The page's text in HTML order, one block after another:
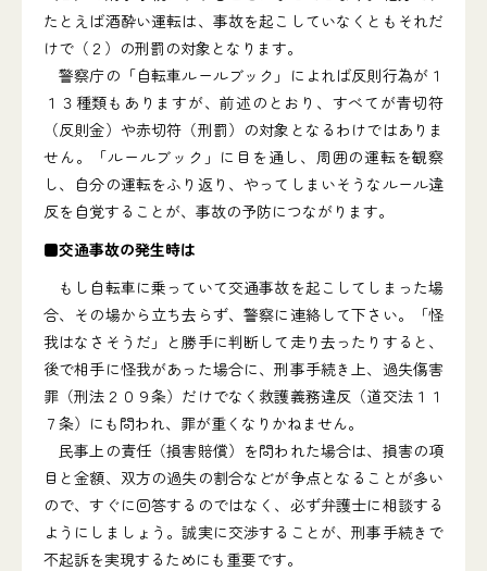
たとえば酒酔い運転は、事故を起こしていなくともそれだ
けで（２）の刑罰の対象となります。
警察庁の「自転車ルールブック」によれば反則行為が１
１３種類もありますが、前述のとおり、すべてが青切符
（反則金）や赤切符（刑罰）の対象となるわけではありま
せん。「ルールブック」に目を通し、周囲の運転を観察
し、自分の運転をふり返り、やってしまいそうなルール違
反を自覚することが、事故の予防につながります。
■交通事故の発生時は
もし自転車に乗っていて交通事故を起こしてしまった場
合、その場から立ち去らず、警察に連絡して下さい。「怪
我はなさそうだ」と勝手に判断して走り去ったりすると、
後で相手に怪我があった場合に、刑事手続き上、過失傷害
罪（刑法２０９条）だけでなく救護義務違反（道交法１１
７条）にも問われ、罪が重くなりかねません。
民事上の責任（損害賠償）を問われた場合は、損害の項
目と金額、双方の過失の割合などが争点となることが多い
ので、すぐに回答するのではなく、必ず弁護士に相談する
ようにしましょう。誠実に交渉することが、刑事手続きで
不起訴を実現するためにも重要です。